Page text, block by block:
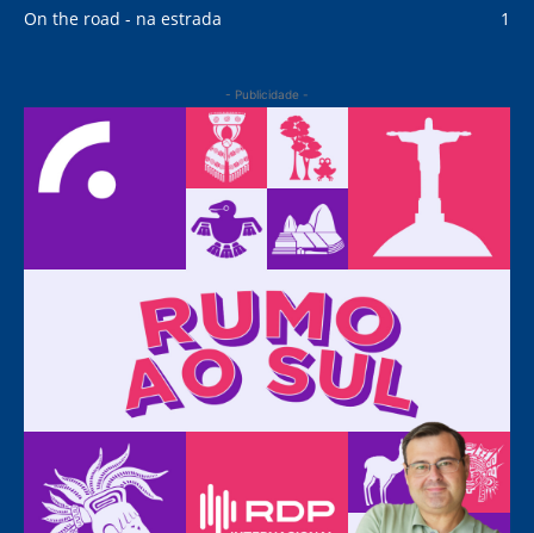
On the road - na estrada
1
- Publicidade -